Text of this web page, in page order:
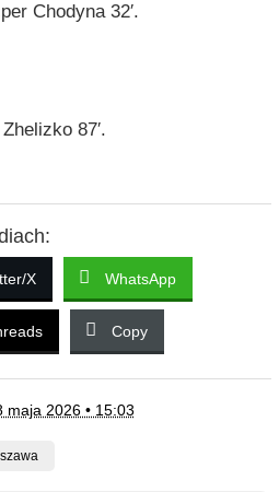
Chodyna 32′.
87′.
X WhatsApp
Copy
maja 2026 • 15:03